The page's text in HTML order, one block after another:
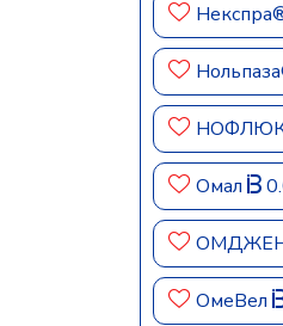
Омал
ОмеВел